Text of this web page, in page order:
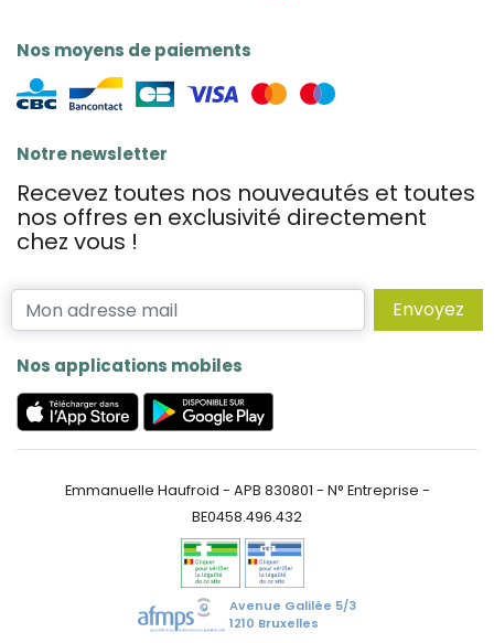
Nos moyens de paiements
Notre newsletter
Recevez toutes nos nouveautés et toutes
nos offres en exclusivité directement
chez vous !
Envoyez
Nos applications mobiles
Emmanuelle Haufroid - APB 830801 - N° Entreprise -
BE0458.496.432
Avenue Galilée 5/3
1210 Bruxelles